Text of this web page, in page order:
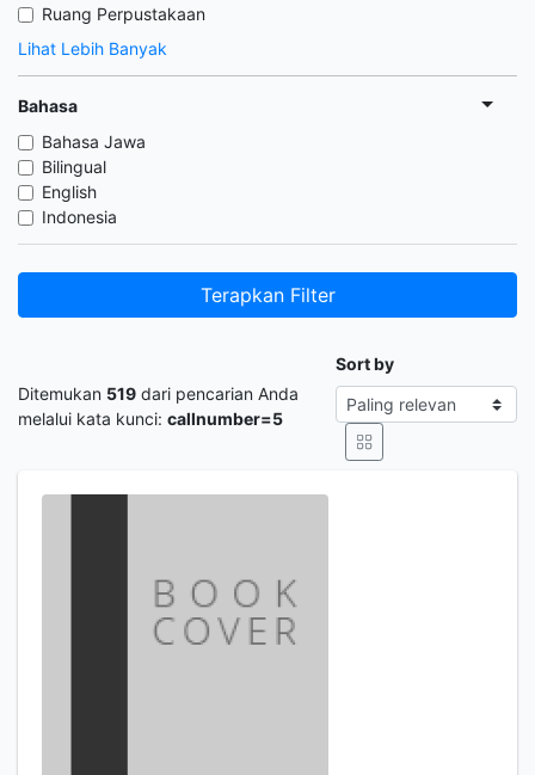
Ruang Perpustakaan
Lihat Lebih Banyak
Bahasa
Bahasa Jawa
Bilingual
English
Indonesia
Terapkan Filter
Ditemukan 519 dari pencarian Anda
melalui kata kunci: callnumber=5
Sort by